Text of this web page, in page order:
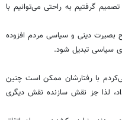
گرفتیم به راحتی می‌توانیم با
مربوط به انتخابات 88 بر سطح بصیرت دینی و سیاسی مردم افزوده
سیاسی تبدیل شود.
با رفتارشان ممکن است چنین
لذا جز نقش سازنده نقش دیگری